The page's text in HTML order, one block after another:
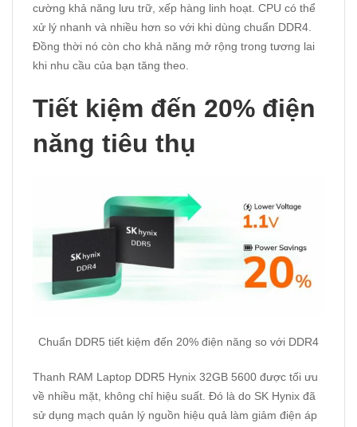
cường khả năng lưu trữ, xếp hàng linh hoạt. CPU có thể
xử lý nhanh và nhiều hơn so với khi dùng chuẩn DDR4.
Đồng thời nó còn cho khả năng mở rộng trong tương lai
khi nhu cầu của bạn tăng theo.
Tiết kiệm đến 20% điện
năng tiêu thụ
Chuẩn DDR5 tiết kiệm đến 20% điện năng so với DDR4
Thanh RAM Laptop DDR5 Hynix 32GB 5600 được tối ưu
về nhiều mặt, không chỉ hiệu suất. Đó là do SK Hynix đã
sử dụng mạch quản lý nguồn hiệu quả làm giảm điện áp